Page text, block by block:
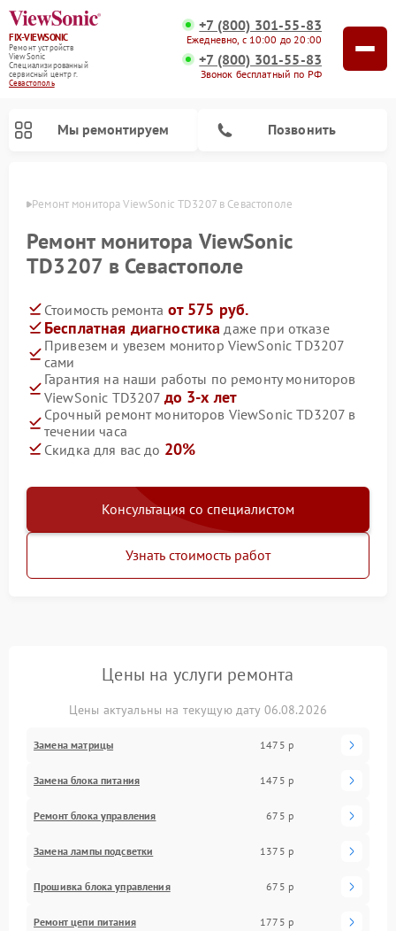
FIX-VIEWSONIC
Ремонт устройств
ViewSonic
Специализированный
cервисный центр г.
Севастополь
+7 (800) 301-55-83
Ежедневно, с 10:00 до 20:00
+7 (800) 301-55-83
Звонок бесплатный по РФ
Мы ремонтируем Позвонить
Ремонт монитора ViewSonic TD3207 в Севастополе
Ремонт монитора ViewSonic
TD3207 в Севастополе
Стоимость ремонта от 575 руб.
Бесплатная диагностика даже при отказе
Привезем и увезем монитор ViewSonic TD3207
сами
Гарантия на наши работы по ремонту мониторов
ViewSonic TD3207 до 3-х лет
Срочный ремонт мониторов ViewSonic TD3207 в
течении часа
Скидка для вас до 20%
Консультация со специалистом
Узнать стоимость работ
Цены на услуги ремонта
Цены актуальны на текущую дату 06.08.2026
Замена матрицы 1475 р
Замена блока питания 1475 р
Ремонт блока управления 675 р
Замена лампы подсветки 1375 р
Прошивка блока управления 675 р
Ремонт цепи питания 1775 р